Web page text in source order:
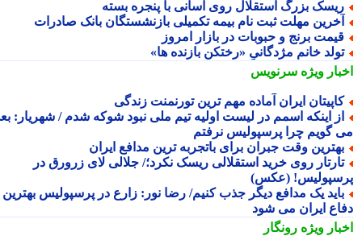
بزرگ استقلال روی آسانی با پنجره بسته
مهلت ثبت نام بیمه تکمیلی بازنشستگان بانک صادرات
برنج و حبوبات در بازار امروز
خانم مژدگانیِِ «رختکن بازنده ها»
ویژهسرنویس
ایران آماده مهم ترین تورنمنت زندگی
اینکه اسمم در لیست اولیه تیم ملی نبود شوکه شدم / شهریار: بعدا
گویم چرا پرسپولیس نرفتم
وقت جبران برای باتجربه ترین مدافع ایران
روی خرید استقلالی ریسک نکرد؛/ جلالی لای زرورق در
(عکس)
یک مدافع دیگر جذب کنیم/ رضا نور: زارع در پرسپولیس بهترین
ایران می شود
ویژهرونگار